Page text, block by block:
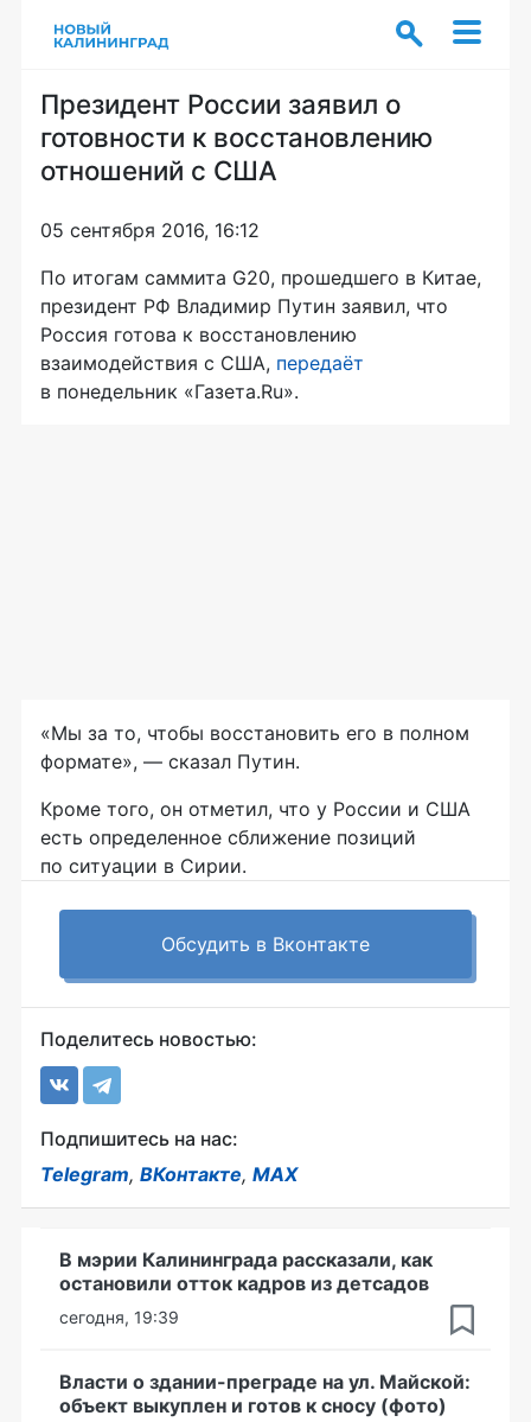
Президент России заявил о
готовности к восстановлению
отношений с США
05 сентября 2016, 16:12
По итогам саммита G20, прошедшего в Китае,
президент РФ Владимир Путин заявил, что
Россия готова к восстановлению
взаимодействия с США, передаёт
в понедельник «Газета.Ru».
«Мы за то, чтобы восстановить его в полном
формате», — сказал Путин.
Кроме того, он отметил, что у России и США
есть определенное сближение позиций
по ситуации в Сирии.
Обсудить в Вконтакте
Поделитесь новостью:
Подпишитесь на нас:
Telegram, ВКонтакте, MAX
В мэрии Калининграда рассказали, как
остановили отток кадров из детсадов
сегодня, 19:39
Власти о здании-преграде на ул. Майской:
объект выкуплен и готов к сносу (фото)